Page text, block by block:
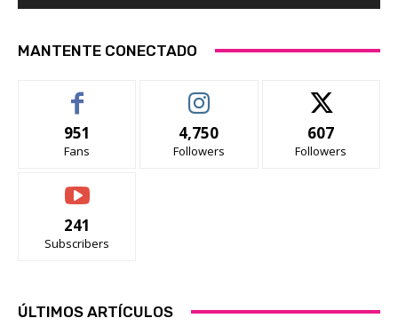
MANTENTE CONECTADO
951
Fans
4,750
Followers
607
Followers
241
Subscribers
ÚLTIMOS ARTÍCULOS